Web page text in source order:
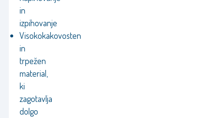
in
izpihovanje
Visokokakovosten
in
trpežen
material,
ki
zagotavlja
dolgo